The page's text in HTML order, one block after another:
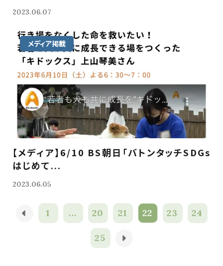
2023.06.07
メディア掲載
【メディア】6/10 BS朝日「バトンタッチSDGs
はじめて...
2023.06.05
1 ... 20 21 22 23 24
25